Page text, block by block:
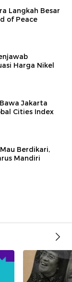
Langkah Besar
of Peace
Harga Nikel
Jakarta
Cities Index
Berdikari,
Mandiri